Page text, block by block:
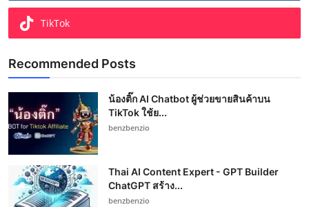
TikTok
Recommended Posts
น้องติ๊ก AI Chatbot ผู้ช่วยขายสินค้าบน
TikTok ใช้ย...
benzbenzio
Thai AI Content Expert - GPT Builder
ChatGPT สร้าง...
benzbenzio